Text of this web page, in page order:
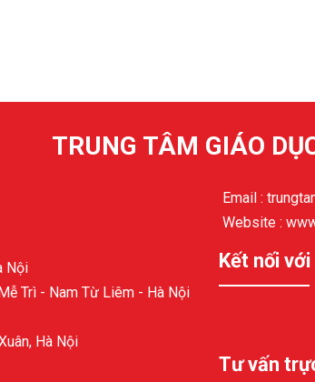
TRUNG TÂM GIÁO
Nội
Trì - Nam Từ Liêm - Hà Nội
Hà Nội
Email :
Website :
Kết nối
Tư vấn